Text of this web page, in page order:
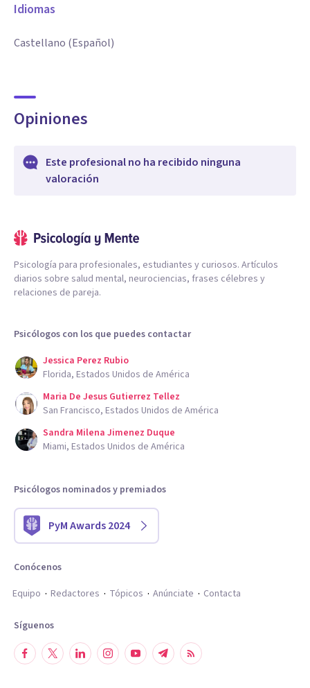
Idiomas
Castellano (Español)
Opiniones
Este profesional no ha recibido ninguna
valoración
Psicología para profesionales, estudiantes y curiosos. Artículos
diarios sobre salud mental, neurociencias, frases célebres y
relaciones de pareja.
Psicólogos con los que puedes contactar
Jessica Perez Rubio
Florida, Estados Unidos de América
Maria De Jesus Gutierrez Tellez
San Francisco, Estados Unidos de América
Sandra Milena Jimenez Duque
Miami, Estados Unidos de América
Psicólogos nominados y premiados
PyM Awards 2024
Conócenos
Equipo
Redactores Tópicos Anúnciate Contacta
Síguenos